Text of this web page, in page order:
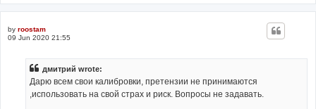
by roostam
09 Jun 2020 21:55
дмитрий wrote:
Дарю всем свои калибровки, претензии не принимаются
,использовать на свой страх и риск. Вопросы не задавать.